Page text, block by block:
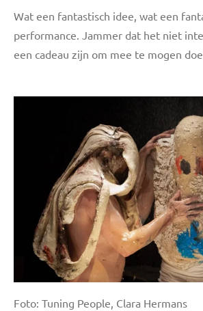
Wat een fantastisch idee, wat een
performance. Jammer dat het niet
een cadeau zijn om mee te mogen
Foto: Tuning People, Clara Hermans